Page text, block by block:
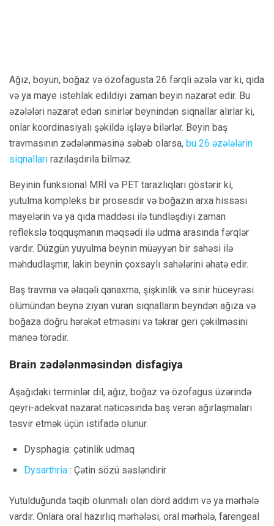
Ağız, boyun, boğaz və özofagusta 26 fərqli əzələ var ki, qida
və ya maye istehlak edildiyi zaman beyin nəzarət edir. Bu
əzələləri nəzarət edən sinirlər beynindən siqnallar alırlar ki,
onlar koordinasiyalı şəkildə işləyə bilərlər. Beyin baş
travmasının zədələnməsinə səbəb olarsa, bu 26 əzələlərin
siqnalları razılaşdırıla bilməz.
Beyinin funksional MRİ və PET tarazlıqları göstərir ki,
yutulma kompleks bir prosesdir və boğazın arxa hissəsi
mayelərin və ya qida maddəsi ilə tündləşdiyi zaman
reflekslə toqquşmanın məqsədi ilə udma arasında fərqlər
vardır. Düzgün yuyulma beynin müəyyən bir sahəsi ilə
məhdudlaşmır, lakin beynin çoxsaylı sahələrini əhatə edir.
Baş travma və əlaqəli qanaxma, şişkinlik və sinir hüceyrəsi
ölümündən beynə ziyan vuran siqnalların beyndən ağıza və
boğaza doğru hərəkət etməsini və təkrar geri çəkilməsini
maneə törədir.
Brain zədələnməsindən disfagiya
Aşağıdakı terminlər dil, ağız, boğaz və özofagus üzərində
qeyri-adekvat nəzarət nəticəsində baş verən ağırlaşmaları
təsvir etmək üçün istifadə olunur.
Dysphagia: çətinlik udmaq
Dysarthria : Çətin sözü səsləndirir
Yutulduğunda təqib olunmalı olan dörd addım və ya mərhələ
vardır. Onlara oral hazırlıq mərhələsi, oral mərhələ, farengeal